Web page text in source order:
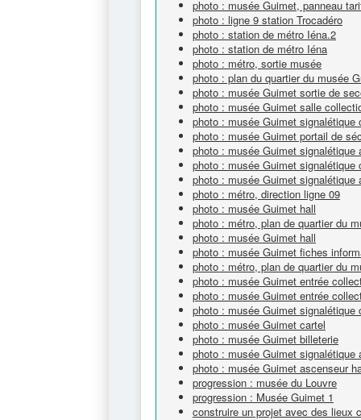
photo : musée Guimet, panneau
photo : ligne 9 station Trocadéro
photo : station de métro Iéna.2
photo : station de métro Iéna
photo : métro, sortie musée
photo : plan du quartier du musée
photo : musée Guimet sortie de
photo : musée Guimet salle
photo : musée Guimet signalétique
photo : musée Guimet portail de
photo : musée Guimet signalétique
photo : musée Guimet signalétique
photo : musée Guimet signalétique
photo : métro, direction ligne 09
photo : musée Guimet hall
photo : métro, plan de quartier du
photo : musée Guimet hall
photo : musée Guimet fiches
photo : métro, plan de quartier du
photo : musée Guimet entrée
photo : musée Guimet entrée
photo : musée Guimet signalétique
photo : musée Guimet cartel
photo : musée Guimet billeterie
photo : musée Guimet signalétique
photo : musée Guimet ascenseur
progression : musée du Louvre
progression : Musée Guimet 1
construire un projet avec des lieux